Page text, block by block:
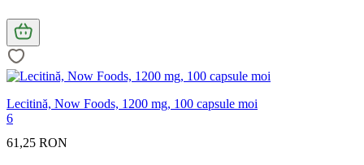
Lecitină, Now Foods, 1200 mg, 100 capsule moi
6
61,25 RON